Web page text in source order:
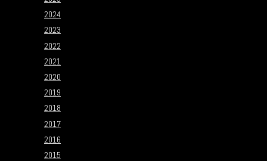
2024
2023
2022
2021
2020
2019
2018
2017
2016
2015